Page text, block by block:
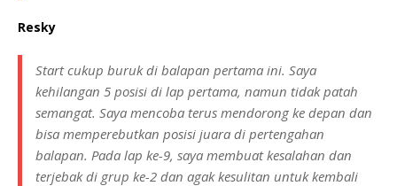
Resky
Start cukup buruk di balapan pertama ini. Saya
kehilangan 5 posisi di lap pertama, namun tidak patah
semangat. Saya mencoba terus mendorong ke depan dan
bisa memperebutkan posisi juara di pertengahan
balapan. Pada lap ke-9, saya membuat kesalahan dan
terjebak di grup ke-2 dan agak kesulitan untuk kembali